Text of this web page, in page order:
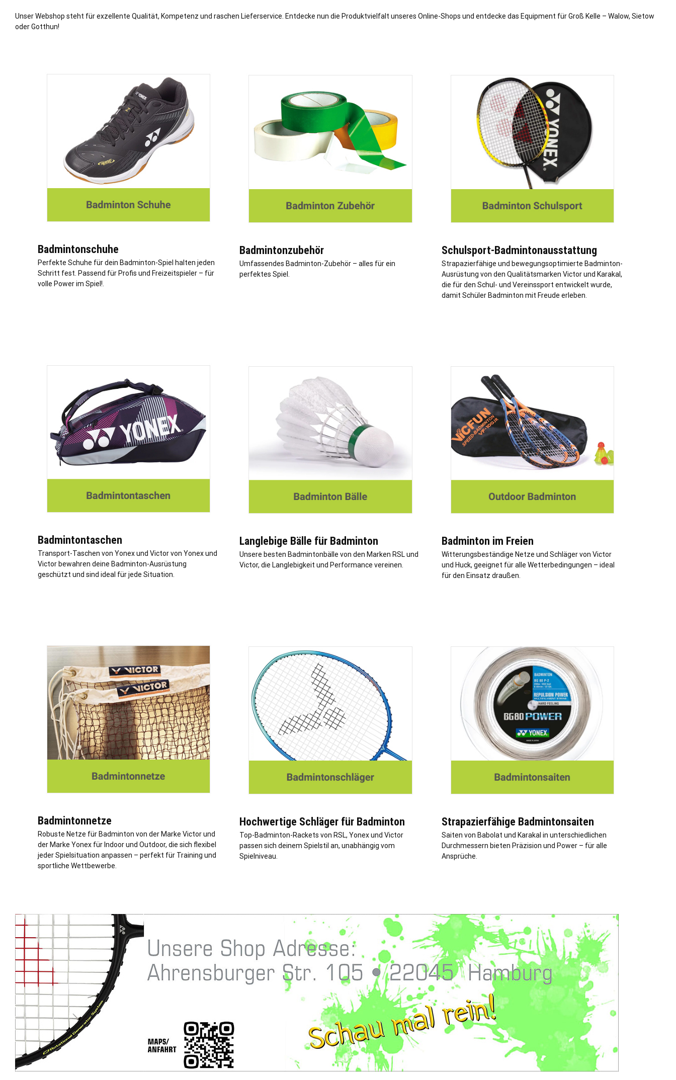
Unser Webshop steht für exzellente Qualität, Kompetenz und raschen Lieferservice. Entdecke nun die Produktvielfalt unseres Online-Shops und entdecke das Equipment für Groß Kelle – Walow, Sietow
oder Gotthun!
Badmintonschuhe
Perfekte Schuhe für dein Badminton-Spiel halten jeden
Schritt fest. Passend für Profis und Freizeitspieler – für
volle Power im Spiel!.
Badmintonzubehör
Umfassendes Badminton-Zubehör – alles für ein
perfektes Spiel.
Schulsport-Badmintonausstattung
Strapazierfähige und bewegungsoptimierte Badminton-
Ausrüstung von den Qualitätsmarken Victor und Karakal,
die für den Schul- und Vereinssport entwickelt wurde,
damit Schüler Badminton mit Freude erleben.
Badmintontaschen
Transport-Taschen von Yonex und Victor von Yonex und
Victor bewahren deine Badminton-Ausrüstung
geschützt und sind ideal für jede Situation.
Langlebige Bälle für Badminton
Unsere besten Badmintonbälle von den Marken RSL und
Victor, die Langlebigkeit und Performance vereinen.
Badminton im Freien
Witterungsbeständige Netze und Schläger von Victor
und Huck, geeignet für alle Wetterbedingungen – ideal
für den Einsatz draußen.
Badmintonnetze
Robuste Netze für Badminton von der Marke Victor und
der Marke Yonex für Indoor und Outdoor, die sich flexibel
jeder Spielsituation anpassen – perfekt für Training und
sportliche Wettbewerbe.
Hochwertige Schläger für Badminton
Top-Badminton-Rackets von RSL, Yonex und Victor
passen sich deinem Spielstil an, unabhängig vom
Spielniveau.
Strapazierfähige Badmintonsaiten
Saiten von Babolat und Karakal in unterschiedlichen
Durchmessern bieten Präzision und Power – für alle
Ansprüche.